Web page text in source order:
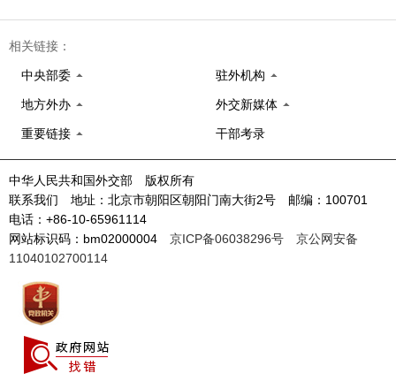
相关链接：
中央部委 驻外机构
地方外办 外交新媒体
重要链接 干部考录
中华人民共和国外交部 版权所有
联系我们 地址：北京市朝阳区朝阳门南大街2号 邮编：100701
电话：+86-10-65961114
网站标识码：bm02000004 京ICP备06038296号
京公网安备
11040102700114